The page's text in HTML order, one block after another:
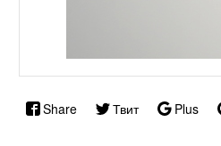
Share Твит Plus